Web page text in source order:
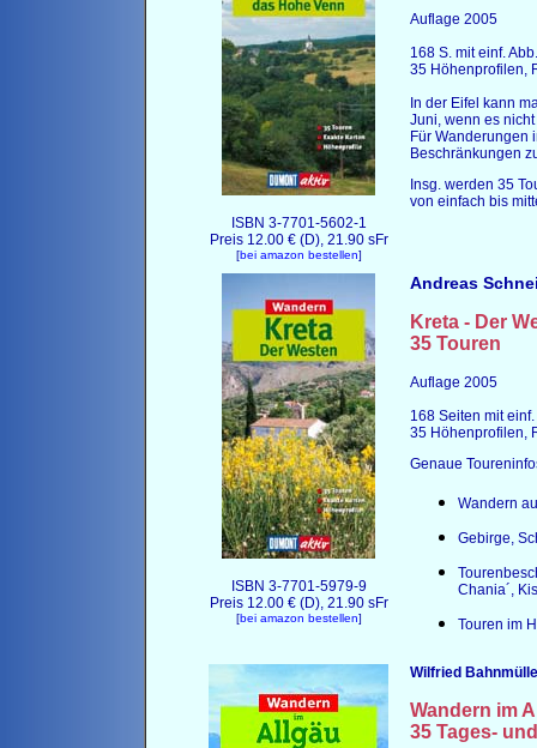
ISBN 3-7701-5602-1
Preis 12.00 € (D), 21.90 sFr
[bei amazon bestellen]
Auflage 2005
168 S. mit einf.
35 Höhenprofilen,
In der Eifel kann
Juni, wenn es
Für Wanderungen
Beschränkungen
Insg. werden 35
von einfach bis
ISBN 3-7701-5979-9
Preis 12.00 € (D), 21.90 sFr
[bei amazon bestellen]
Andreas
Kreta - Der
35 Touren
Auflage 2005
168 Seiten mit
35 Höhenprofilen,
Genaue
Wandern
Gebirge,
Chania´,
Touren im
Wilfried
Wandern im
35 Tages-